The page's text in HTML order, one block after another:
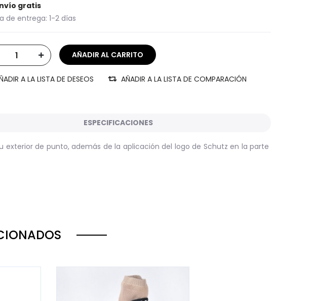
gratis
de entrega: 1-2 días
A LA LISTA DE DESEOS AÑADIR A LA LISTA DE COMPARACIÓN
ESPECIFICACIONES
de punto, además de la aplicación del logo de Schutz en la parte